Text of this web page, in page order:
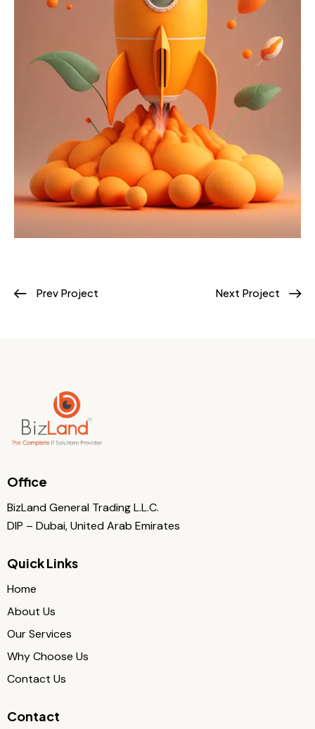
Prev Project Next Project
Office
BizLand General Trading L.L.C.
DIP – Dubai, United Arab Emirates
Quick Links
Home
About Us
Our Services
Why Choose Us
Contact Us
Contact